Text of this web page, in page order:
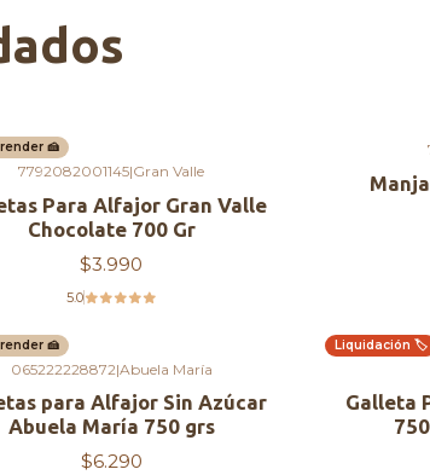
🍰
7792082001145|Gran Valle
Para Alfajor Gran Valle
Chocolate 700 Gr
$3.990
5.0
🍰
065222228872|Abuela María
para Alfajor Sin Azúcar
Abuela María 750 grs
$6.290
Agotado
Liquidación 🏷️
Galleta